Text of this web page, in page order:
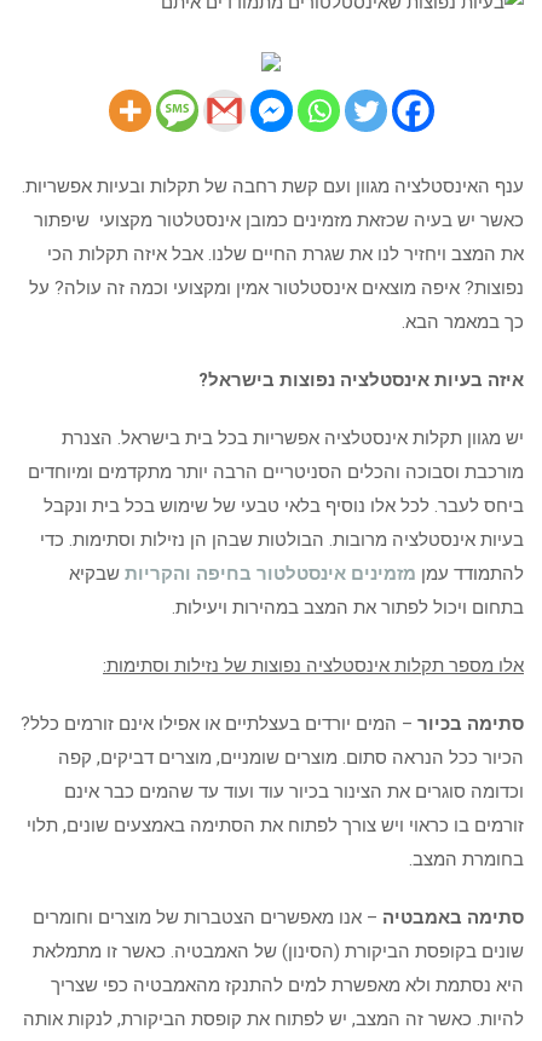
איתם
ענף האינסטלציה מגוון ועם קשת רחבה של תקלות ובעיות אפשריות.
כאשר יש בעיה שכזאת מזמינים כמובן אינסטלטור מקצועי שיפתור
את המצב ויחזיר לנו את שגרת החיים שלנו. אבל איזה תקלות הכי
נפוצות? איפה מוצאים אינסטלטור אמין ומקצועי וכמה זה עולה? על
כך במאמר הבא.
איזה בעיות אינסטלציה נפוצות בישראל?
יש מגוון תקלות אינסטלציה אפשריות בכל בית בישראל. הצנרת
מורכבת וסבוכה והכלים הסניטריים הרבה יותר מתקדמים ומיוחדים
ביחס לעבר. לכל אלו נוסיף בלאי טבעי של שימוש בכל בית ונקבל
בעיות אינסטלציה מרובות. הבולטות שבהן הן נזילות וסתימות. כדי
להתמודד עמן מזמינים אינסטלטור בחיפה והקריות שבקיא
בתחום ויכול לפתור את המצב במהירות ויעילות.
אלו מספר תקלות אינסטלציה נפוצות של נזילות וסתימות:
סתימה בכיור – המים יורדים בעצלתיים או אפילו אינם זורמים כלל?
הכיור ככל הנראה סתום. מוצרים שומניים, מוצרים דביקים, קפה
וכדומה סוגרים את הצינור בכיור עוד ועוד עד שהמים כבר אינם
זורמים בו כראוי ויש צורך לפתוח את הסתימה באמצעים שונים, תלוי
בחומרת המצב.
סתימה באמבטיה – אנו מאפשרים הצטברות של מוצרים וחומרים
שונים בקופסת הביקורת (הסינון) של האמבטיה. כאשר זו מתמלאת
היא נסתמת ולא מאפשרת למים להתנקז מהאמבטיה כפי שצריך
להיות. כאשר זה המצב, יש לפתוח את קופסת הביקורת, לנקות אותה